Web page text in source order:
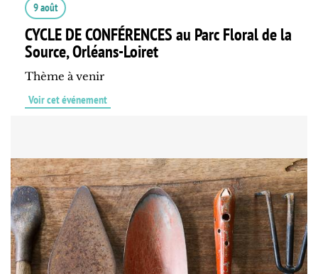
9 août
CYCLE DE CONFÉRENCES au Parc Floral de la
Source, Orléans-Loiret
Thème à venir
Voir cet événement